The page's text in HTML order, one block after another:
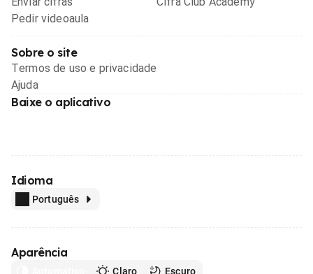
Pedir videoaula
Sobre o site
Termos de uso e privacidade
Ajuda
Baixe o aplicativo
Idioma
Português
Aparência
Claro Escuro